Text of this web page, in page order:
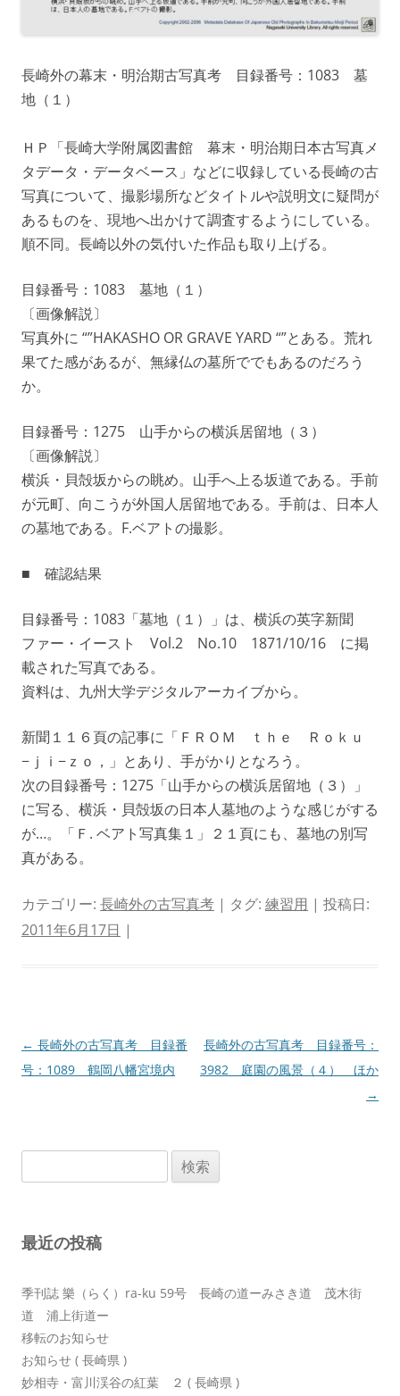
長崎外の幕末・明治期古写真考 目録番号：1083 墓
地（１）
ＨＰ「長崎大学附属図書館 幕末・明治期日本古写真メ
タデータ・データベース」などに収録している長崎の古
写真について、撮影場所などタイトルや説明文に疑問が
あるものを、現地へ出かけて調査するようにしている。
順不同。長崎以外の気付いた作品も取り上げる。
目録番号：1083 墓地（１）
〔画像解説〕
写真外に “”HAKASHO OR GRAVE YARD “”とある。荒れ
果てた感があるが、無縁仏の墓所ででもあるのだろう
か。
目録番号：1275 山手からの横浜居留地（３）
〔画像解説〕
横浜・貝殻坂からの眺め。山手へ上る坂道である。手前
が元町、向こうが外国人居留地である。手前は、日本人
の墓地である。F.ベアトの撮影。
■ 確認結果
目録番号：1083「墓地（１）」は、横浜の英字新聞
ファー・イースト Vol.2 No.10 1871/10/16 に掲
載された写真である。
資料は、九州大学デジタルアーカイブから。
新聞１１６頁の記事に「ＦＲＯＭ ｔｈｅ Ｒｏｋｕ
−ｊｉ−ｚｏ，」とあり、手がかりとなろう。
次の目録番号：1275「山手からの横浜居留地（３）」
に写る、横浜・貝殻坂の日本人墓地のような感じがする
が…。「Ｆ. ベアト写真集１」２１頁にも、墓地の別写
真がある。
カテゴリー: 長崎外の古写真考 | タグ: 練習用 | 投稿日:
2011年6月17日 |
投
稿
ン
← 長崎外の古写真考 目録番
号：1089 鶴岡八幡宮境内
長崎外の古写真考 目録番号：
3982 庭園の風景（４） ほか
→
索:
最近の投稿
季刊誌 樂（らく）ra-ku 59号 長崎の道ーみさき道 茂木街
道 浦上街道ー
移転のお知らせ
お知らせ ( 長崎県 )
妙相寺・富川渓谷の紅葉 ２ ( 長崎県 )